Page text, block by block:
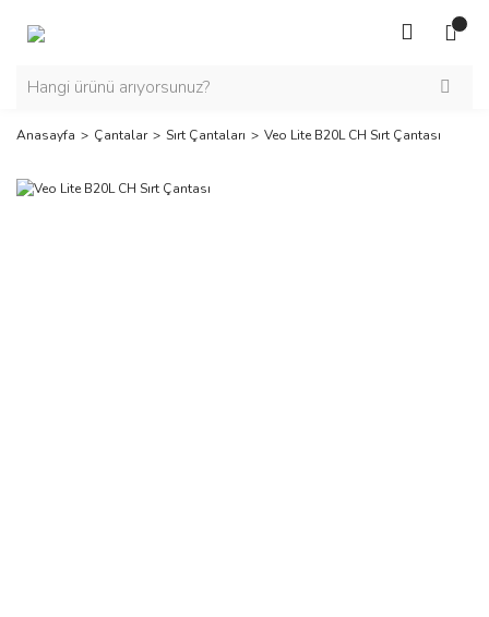
Anasayfa Çantalar Sırt Çantaları Veo Lite B20L CH Sırt Çantası